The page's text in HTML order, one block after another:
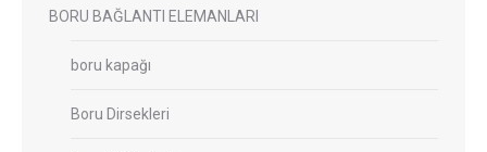
BORU BAĞLANTI ELEMANLARI
boru kapağı
Boru Dirsekleri